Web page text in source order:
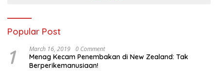
Popular Post
1 March 16, 2019 0 Comment
Menag Kecam Penembakan di New Zealand: Tak
Berperikemanusiaan!